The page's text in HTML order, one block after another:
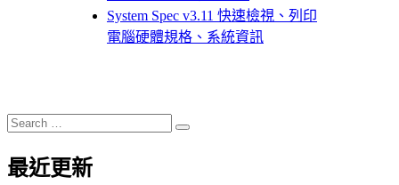
System Spec v3.11 快速檢視、列印
電腦硬體規格、系統資訊
Search
for:
Search
最近更新